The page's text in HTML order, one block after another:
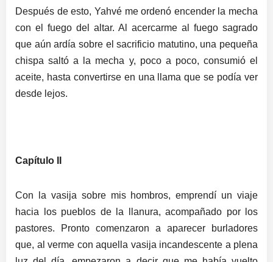
Después de esto, Yahvé me ordenó encender la mecha
con el fuego del altar. Al acercarme al fuego sagrado
que aún ardía sobre el sacrificio matutino, una pequeña
chispa saltó a la mecha y, poco a poco, consumió el
aceite, hasta convertirse en una llama que se podía ver
desde lejos.
Capítulo II
Con la vasija sobre mis hombros, emprendí un viaje
hacia los pueblos de la llanura, acompañado por los
pastores. Pronto comenzaron a aparecer burladores
que, al verme con aquella vasija incandescente a plena